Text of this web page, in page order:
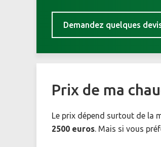
Demandez quelques
Prix de ma
Le prix dépend surtout de la
2500 euros. Mais si vous